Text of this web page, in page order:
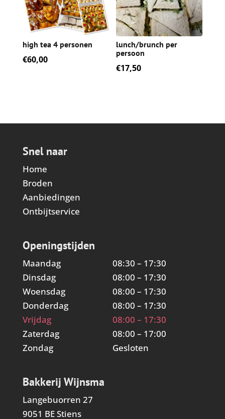
high tea 4 personen
€60,00
lunch/brunch per
persoon
€17,50
Snel naar
Home
Broden
Aanbiedingen
Ontbijtservice
Openingstijden
Maandag
08:30 – 17:30
Dinsdag
08:00 – 17:30
Woensdag
08:00 – 17:30
Donderdag
08:00 – 17:30
Vrijdag
08:00 – 17:30
Zaterdag
08:00 – 17:00
Zondag
Gesloten
Bakkerij Wijnsma
Langebuorren 27
9051 BE Stiens